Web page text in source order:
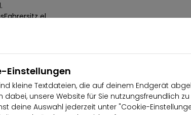
Einstellungen
kleine Textdateien, die auf deinem Endgerät
dabei, unsere Website für Sie nutzungsfreundlich zu
deine Auswahl jederzeit unter "Cookie-
el.
für Fahrer u.
in
Ausstiegswarner
(ROA),
Grilldesign Paket:
in dunkler
in Satin